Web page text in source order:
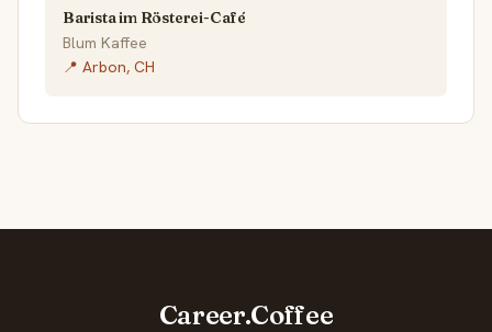
Barista im Rösterei-Café
Blum Kaffee
📍 Arbon, CH
Career.Coffee